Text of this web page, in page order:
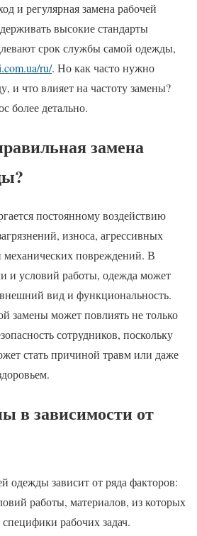
и регулярная замена рабочей
высокие стандарты
срок службы самой одежды,
ru/. Но как часто нужно
и что влияет на частоту замены?
более детально.
замена
постоянному воздействию
износа, агрессивных
повреждений. В
и условий работы, одежда может
вид и функциональность.
замены может повлиять не только
сотрудников, поскольку
стать причиной травм или даже
в зависимости от
одежды зависит от ряда факторов:
работы, материалов, из которых
рабочих задач.